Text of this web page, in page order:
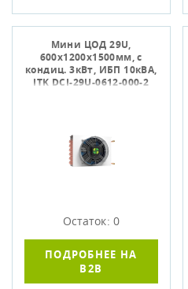
Мини ЦОД 29U,
600х1200х1500мм, с
кондиц. 3кВт, ИБП 10кВА,
ITK DCI-29U-0612-000-2
Остаток: 0
ПОДРОБНЕЕ НА
B2B